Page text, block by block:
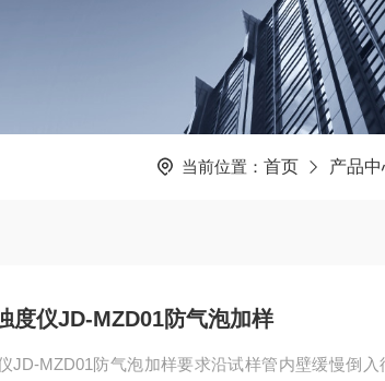
当前位置： 首页 产品
度仪JD-MZD01防气泡加样
JD-MZD01防气泡加样要求沿试样管内壁缓慢倒入